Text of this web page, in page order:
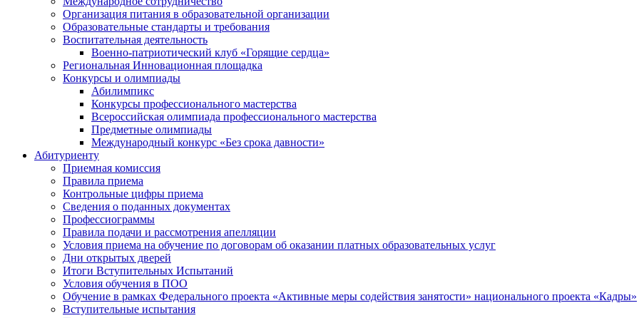
Организация питания в образовательной организации
Образовательные стандарты и требования
Воспитательная деятельность
Военно-патриотический клуб «Горящие сердца»
Региональная Инновационная площадка
Конкурсы и олимпиады
Абилимпикс
Конкурсы профессионального мастерства
Всероссийская олимпиада профессионального мастерства
Предметные олимпиады
Международный конкурс «Без срока давности»
Абитуриенту
Приемная комиссия
Правила приема
Контрольные цифры приема
Сведения о поданных документах
Профессиограммы
Правила подачи и рассмотрения апелляции
Условия приема на обучение по договорам об оказании платных образовательных услуг
Дни открытых дверей
Итоги Вступительных Испытаний
Условия обучения в ПОО
Обучение в рамках Федерального проекта «Активные меры содействия занятости» национального проекта «Кадры»
Вступительные испытания